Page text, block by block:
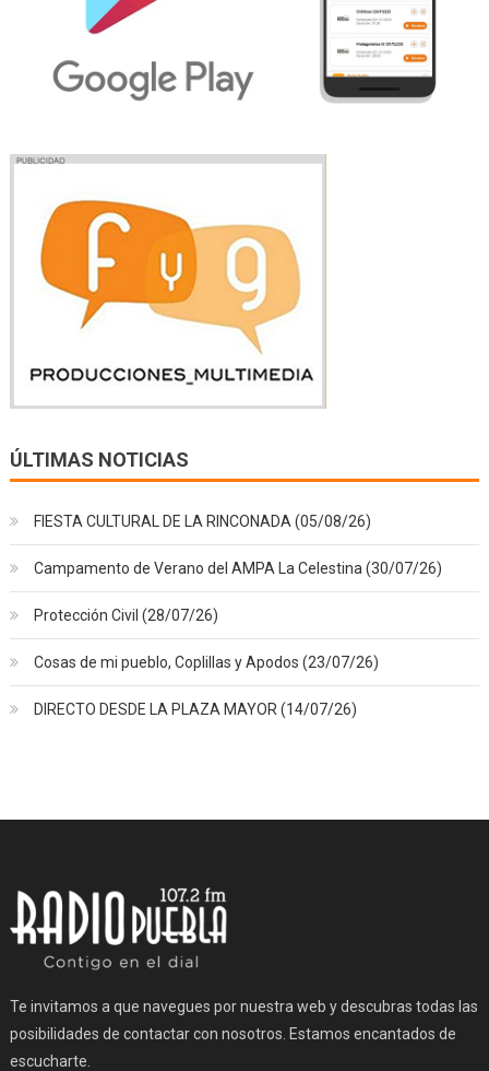
ÚLTIMAS NOTICIAS
FIESTA CULTURAL DE LA RINCONADA (05/08/26)
Campamento de Verano del AMPA La Celestina (30/07/26)
Protección Civil (28/07/26)
Cosas de mi pueblo, Coplillas y Apodos (23/07/26)
DIRECTO DESDE LA PLAZA MAYOR (14/07/26)
Te invitamos a que navegues por nuestra web y descubras todas las
posibilidades de contactar con nosotros. Estamos encantados de
escucharte.